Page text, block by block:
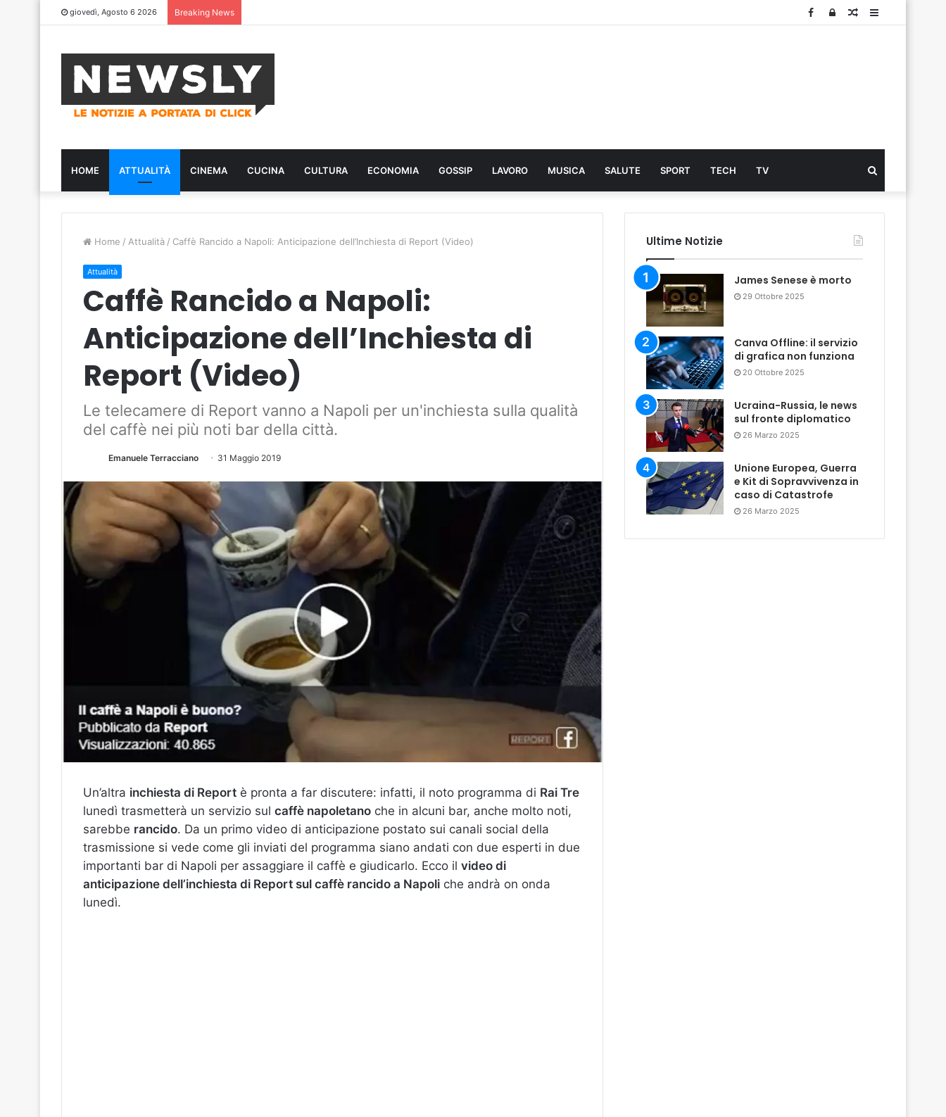
giovedì, Agosto 6 2026 Breaking News Sidebar
Articolo
Log
Facebook
HOME ATTUALITÀ CINEMA CUCINA CULTURA ECONOMIA GOSSIP LAVORO MUSICA SALUTE SPORT TECH TV
...
Home / Attualità / Caffè Rancido a Napoli: Anticipazione dell’Inchiesta di Report (Video)
Attualità
Caffè Rancido a Napoli:
Anticipazione dell’Inchiesta di
Report (Video)
Le telecamere di Report vanno a Napoli per un'inchiesta sulla qualità
del caffè nei più noti bar della città.
Emanuele Terracciano 31 Maggio 2019
Un’altra inchiesta di Report è pronta a far discutere: infatti, il noto programma di Rai Tre
lunedì trasmetterà un servizio sul caffè napoletano che in alcuni bar, anche molto noti,
sarebbe rancido. Da un primo video di anticipazione postato sui canali social della
trasmissione si vede come gli inviati del programma siano andati con due esperti in due
importanti bar di Napoli per assaggiare il caffè e giudicarlo. Ecco il video di
anticipazione dell’inchiesta di Report sul caffè rancido a Napoli che andrà on onda
lunedì.
Ultime Notizie
James Senese è morto
29 Ottobre 2025
Canva Offline: il servizio
di grafica non funziona
20 Ottobre 2025
Ucraina-Russia, le news
sul fronte diplomatico
26 Marzo 2025
Unione Europea, Guerra
e Kit di Sopravvivenza in
caso di Catastrofe
26 Marzo 2025